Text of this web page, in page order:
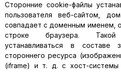
Сторонние cookie-файлы
пользователя веб-сайтом,
совпадает с доменным именем,
строке браузера.
устанавливаться в составе
стороннего ресурса
(iframe) и т. д. с хост-